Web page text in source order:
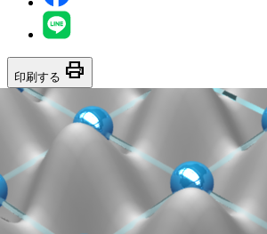
印刷する print